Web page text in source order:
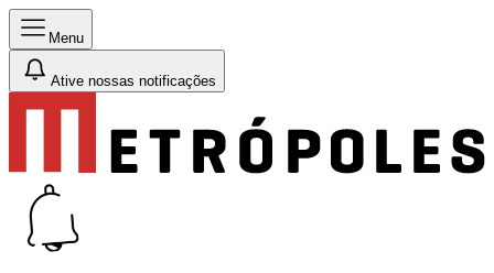
Menu
Ative nossas notificações